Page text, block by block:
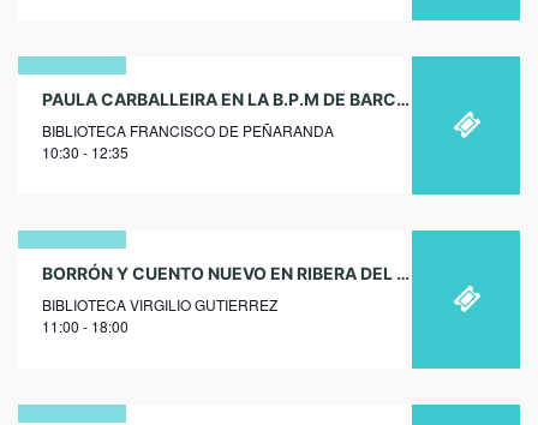
08
febrero
2018
PAULA CARBALLEIRA EN LA B.P.M DE BARCARROTA
BIBLIOTECA FRANCISCO DE PEÑARANDA
10:30 - 12:35
12
diciembre
2018
BORRÓN Y CUENTO NUEVO EN RIBERA DEL FRESNO
BIBLIOTECA VIRGILIO GUTIERREZ
11:00 - 18:00